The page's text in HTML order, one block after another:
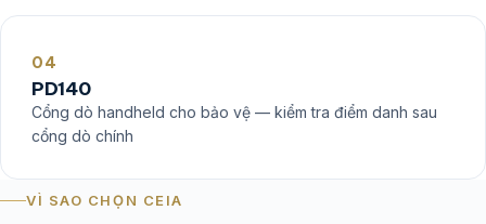
04
PD140
Cổng dò handheld cho bảo vệ — kiểm tra điểm danh sau
cổng dò chính
VÌ SAO CHỌN CEIA